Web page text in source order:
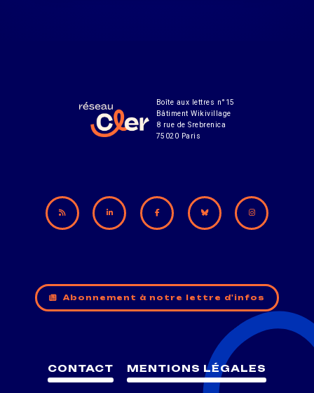
Boîte aux lettres n°15
Bâtiment Wikivillage
8 rue de Srebrenica
75020 Paris
Abonnement à notre lettre d'infos
CONTACT MENTIONS LÉGALES